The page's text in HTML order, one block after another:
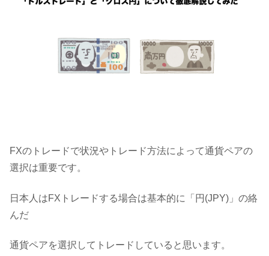
FXのトレードで状況やトレード方法によって通貨ペアの
選択は重要です。
日本人はFXトレードする場合は基本的に「円(JPY)」の絡
んだ
通貨ペアを選択してトレードしていると思います。